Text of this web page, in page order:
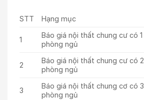
STT Hạng mục
1
Báo giá nội thất chung cư có 1
phòng ngủ
2
Báo giá nội thất chung cư có 2
phòng ngủ
3
Báo giá nội thất chung cơ có 3
phòng ngủ